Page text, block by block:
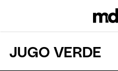
JUGO VERDE